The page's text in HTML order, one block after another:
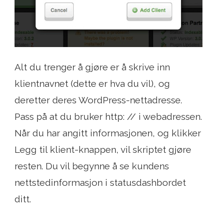
Alt du trenger å gjøre er å skrive inn
klientnavnet (dette er hva du vil), og
deretter deres WordPress-nettadresse.
Pass på at du bruker http: // i webadressen.
Når du har angitt informasjonen, og klikker
Legg til klient-knappen, vil skriptet gjøre
resten. Du vil begynne å se kundens
nettstedinformasjon i statusdashbordet
ditt.